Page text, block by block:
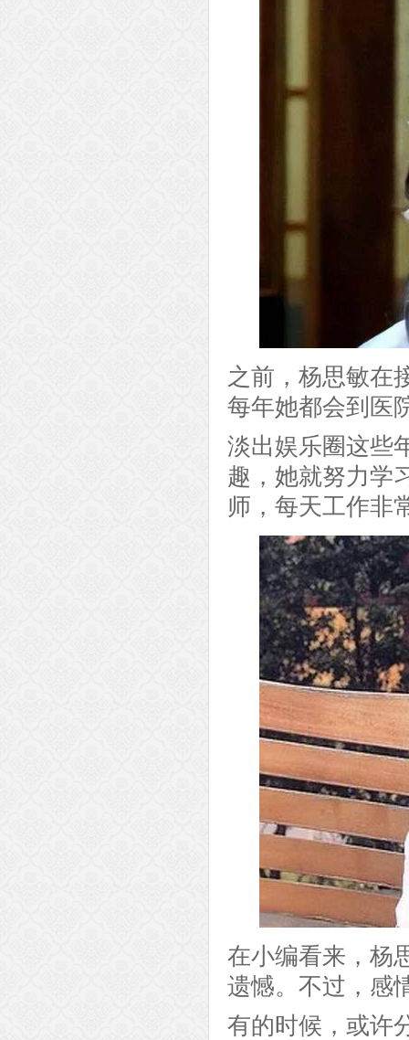
之前，杨思敏在
每年她都会到医
淡出娱乐圈这些
趣，她就努力学
师，每天工作非
在小编看来，杨
遗憾。不过，感
有的时候，或许